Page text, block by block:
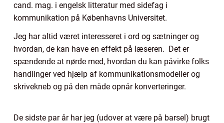
cand. mag. i engelsk litteratur med sidefag i
kommunikation på Københavns Universitet.
Jeg har altid været interesseret i ord og sætninger og
hvordan, de kan have en effekt på læseren. Det er
spændende at nørde med, hvordan du kan påvirke folks
handlinger ved hjælp af kommunikationsmodeller og
skrivekneb og på den måde opnår konverteringer.
De sidste par år har jeg (udover at være på barsel) brugt